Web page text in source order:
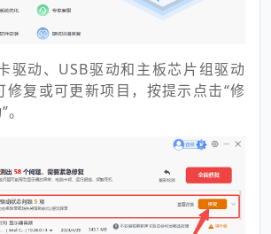
驱动、USB驱动和主板芯片组驱动
修复或可更新项目，按提示点击“修